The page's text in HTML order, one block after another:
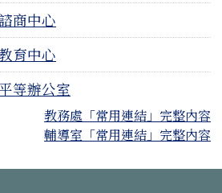
商中心
育中心
等辦公室
教務處「常用連結」完整內容
輔導室「常用連結」完整內容